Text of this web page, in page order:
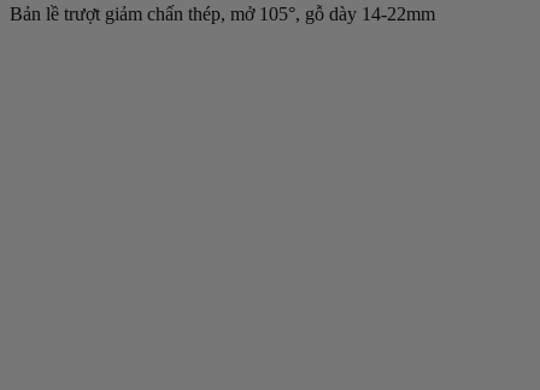
Bản lề trượt giảm chấn thép, mở 105°, gỗ dày 14-22mm